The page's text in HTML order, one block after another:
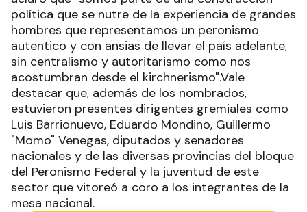
política que se nutre de la experiencia de grandes
hombres que representamos un peronismo
autentico y con ansias de llevar el país adelante,
sin centralismo y autoritarismo como nos
acostumbran desde el kirchnerismo".Vale
destacar que, además de los nombrados,
estuvieron presentes dirigentes gremiales como
Luis Barrionuevo, Eduardo Mondino, Guillermo
"Momo" Venegas, diputados y senadores
nacionales y de las diversas provincias del bloque
del Peronismo Federal y la juventud de este
sector que vitoreó a coro a los integrantes de la
mesa nacional.